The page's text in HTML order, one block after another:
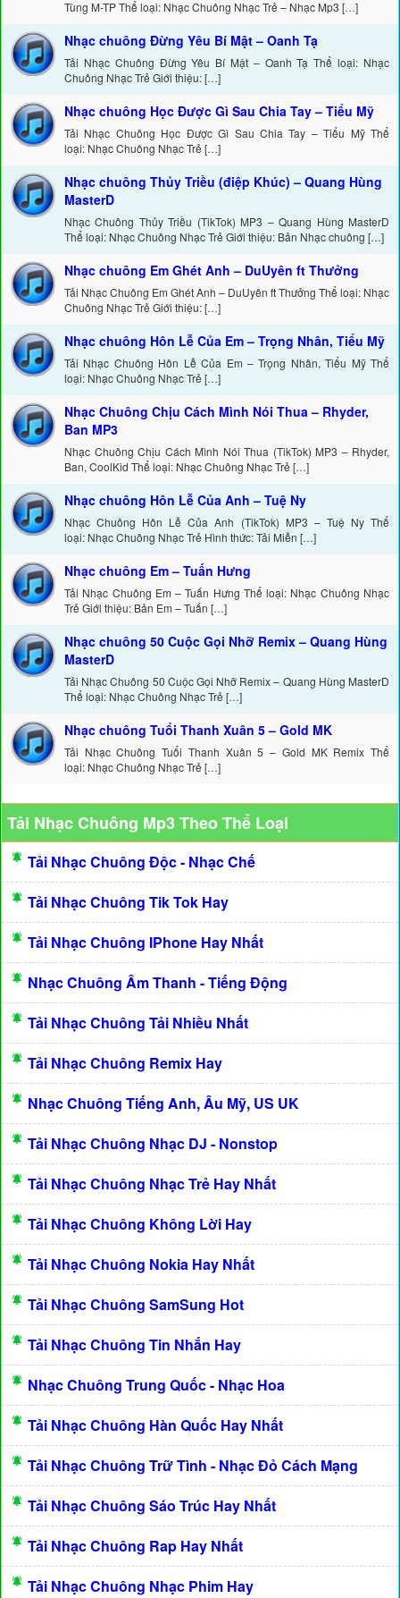
Tùng M-TP Thể loại: Nhạc Chuông Nhạc Trẻ – Nhạc Mp3 […]
Nhạc chuông Đừng Yêu Bí Mật – Oanh Tạ
Tải Nhạc Chuông Đừng Yêu Bí Mật – Oanh Tạ Thể loại: Nhạc
Chuông Nhạc Trẻ Giới thiệu: […]
Nhạc chuông Học Được Gì Sau Chia Tay – Tiểu Mỹ
Tải Nhạc Chuông Học Được Gì Sau Chia Tay – Tiểu Mỹ Thể
loại: Nhạc Chuông Nhạc Trẻ […]
Nhạc chuông Thủy Triều (điệp Khúc) – Quang Hùng
MasterD
Nhạc Chuông Thủy Triều (TikTok) MP3 – Quang Hùng MasterD
Thể loại: Nhạc Chuông Nhạc Trẻ Giới thiệu: Bản Nhạc chuông […]
Nhạc chuông Em Ghét Anh – DuUyên ft Thưởng
Tải Nhạc Chuông Em Ghét Anh – DuUyên ft Thưởng Thể loại: Nhạc
Chuông Nhạc Trẻ Giới thiệu: […]
Nhạc chuông Hôn Lễ Của Em – Trọng Nhân, Tiểu Mỹ
Tải Nhạc Chuông Hôn Lễ Của Em – Trọng Nhân, Tiểu Mỹ Thể
loại: Nhạc Chuông Nhạc Trẻ […]
Nhạc Chuông Chịu Cách Mình Nói Thua – Rhyder,
Ban MP3
Nhạc Chuông Chịu Cách Mình Nói Thua (TikTok) MP3 – Rhyder,
Ban, CoolKid Thể loại: Nhạc Chuông Nhạc Trẻ […]
Nhạc chuông Hôn Lễ Của Anh – Tuệ Ny
Nhạc Chuông Hôn Lễ Của Anh (TikTok) MP3 – Tuệ Ny Thể
loại: Nhạc Chuông Nhạc Trẻ Hình thức: Tải Miễn […]
Nhạc chuông Em – Tuấn Hưng
Tải Nhạc Chuông Em – Tuấn Hưng Thể loại: Nhạc Chuông Nhạc
Trẻ Giới thiệu: Bản Em – Tuấn […]
Nhạc chuông 50 Cuộc Gọi Nhỡ Remix – Quang Hùng
MasterD
Tải Nhạc Chuông 50 Cuộc Gọi Nhỡ Remix – Quang Hùng MasterD
Thể loại: Nhạc Chuông Nhạc Trẻ […]
Nhạc chuông Tuổi Thanh Xuân 5 – Gold MK
Tải Nhạc Chuông Tuổi Thanh Xuân 5 – Gold MK Remix Thể
loại: Nhạc Chuông Nhạc Trẻ […]
Tải Nhạc Chuông Mp3 Theo Thể Loại
Tải Nhạc Chuông Độc - Nhạc Chế
Tải Nhạc Chuông Tik Tok Hay
Tải Nhạc Chuông IPhone Hay Nhất
Nhạc Chuông Âm Thanh - Tiếng Động
Tải Nhạc Chuông Tải Nhiều Nhất
Tải Nhạc Chuông Remix Hay
Nhạc Chuông Tiếng Anh, Âu Mỹ, US UK
Tải Nhạc Chuông Nhạc DJ - Nonstop
Tải Nhạc Chuông Nhạc Trẻ Hay Nhất
Tải Nhạc Chuông Không Lời Hay
Tải Nhạc Chuông Nokia Hay Nhất
Tải Nhạc Chuông SamSung Hot
Tải Nhạc Chuông Tin Nhắn Hay
Nhạc Chuông Trung Quốc - Nhạc Hoa
Tải Nhạc Chuông Hàn Quốc Hay Nhất
Tải Nhạc Chuông Trữ Tình - Nhạc Đỏ Cách Mạng
Tải Nhạc Chuông Sáo Trúc Hay Nhất
Tải Nhạc Chuông Rap Hay Nhất
Tải Nhạc Chuông Nhạc Phim Hay